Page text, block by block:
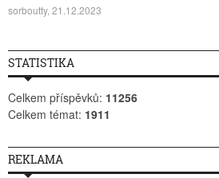
sorboutty, 21.12.2023
STATISTIKA
Celkem příspěvků: 11256
Celkem témat: 1911
REKLAMA